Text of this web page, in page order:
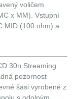
voličem
x MM). Vstupní
MID (100 ohm) a
30n Streaming
pozornost
šasi vyrobené z